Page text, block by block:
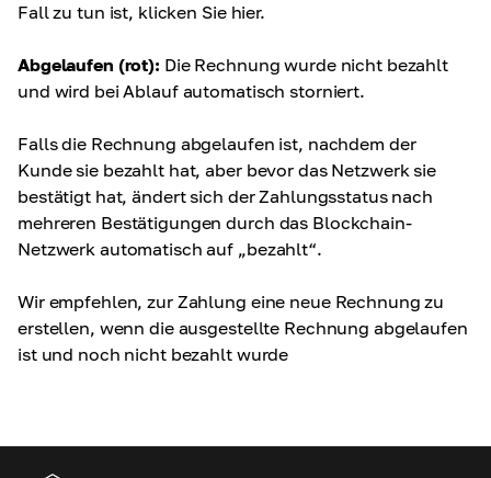
Fall zu tun ist, klicken Sie hier.
Abgelaufen (rot): Die Rechnung wurde nicht bezahlt
und wird bei Ablauf automatisch storniert.
Falls die Rechnung abgelaufen ist, nachdem der
Kunde sie bezahlt hat, aber bevor das Netzwerk sie
bestätigt hat, ändert sich der Zahlungsstatus nach
mehreren Bestätigungen durch das Blockchain-
Netzwerk automatisch auf „bezahlt“.
Wir empfehlen, zur Zahlung eine neue Rechnung zu
erstellen, wenn die ausgestellte Rechnung abgelaufen
ist und noch nicht bezahlt wurde